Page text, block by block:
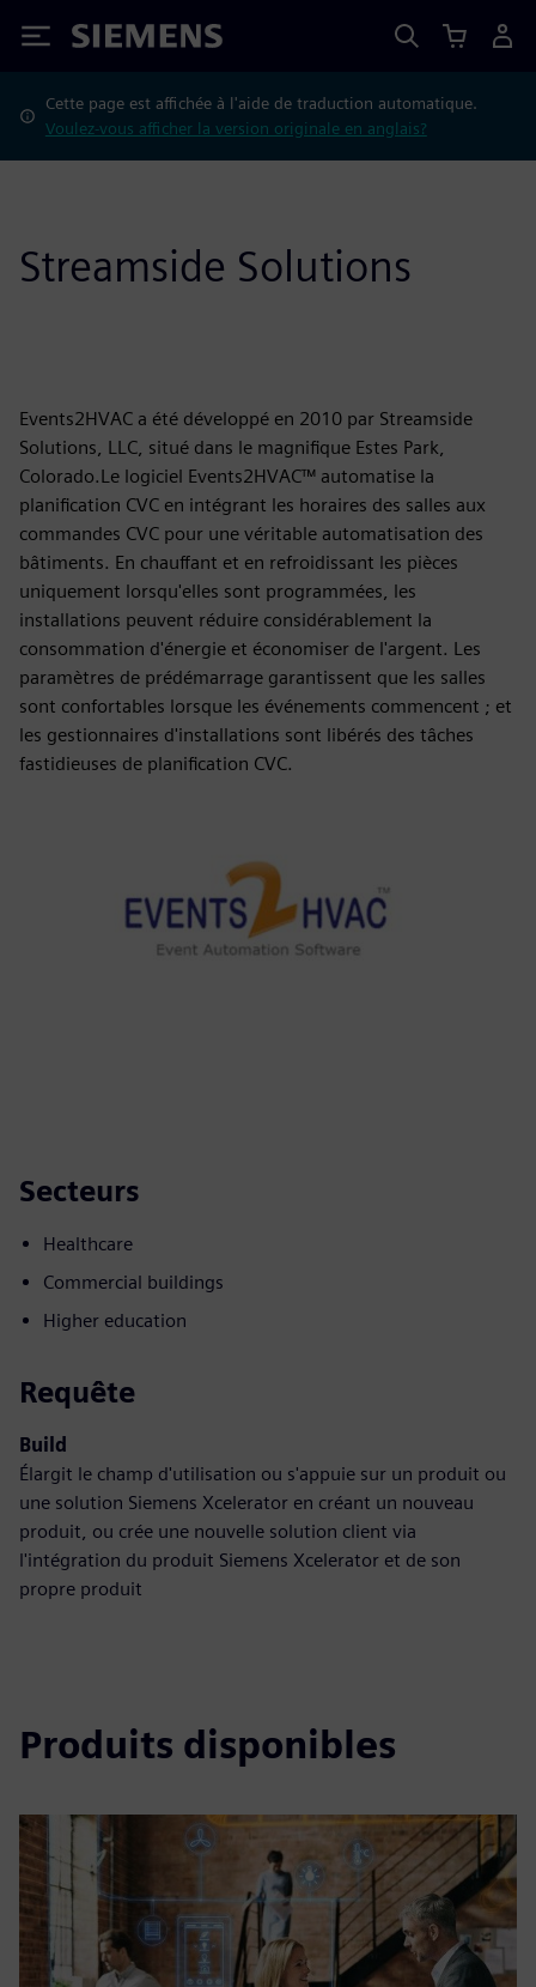
Siemens
Cette page est affichée à l'aide de traduction automatique.
Voulez-vous afficher la version originale en anglais?
Streamside Solutions
Events2HVAC a été développé en 2010 par Streamside
Solutions, LLC, situé dans le magnifique Estes Park,
Colorado.Le logiciel Events2HVAC™ automatise la
planification CVC en intégrant les horaires des salles aux
commandes CVC pour une véritable automatisation des
bâtiments. En chauffant et en refroidissant les pièces
uniquement lorsqu'elles sont programmées, les
installations peuvent réduire considérablement la
consommation d'énergie et économiser de l'argent. Les
paramètres de prédémarrage garantissent que les salles
sont confortables lorsque les événements commencent ; et
les gestionnaires d'installations sont libérés des tâches
fastidieuses de planification CVC.
Secteurs
Healthcare
Commercial buildings
Higher education
Requête
Build
Élargit le champ d'utilisation ou s'appuie sur un produit ou
une solution Siemens Xcelerator en créant un nouveau
produit, ou crée une nouvelle solution client via
l'intégration du produit Siemens Xcelerator et de son
propre produit
Produits disponibles